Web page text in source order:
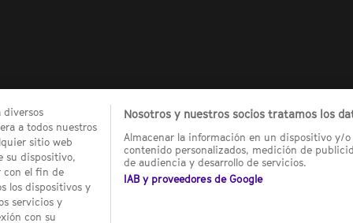
diversos
a todos nuestros
sitio web
su dispositivo,
con el fin de
los dispositivos y
servicios y
con su
Nosotros y nuestros socios tratamos los
Almacenar la información en un dispositivo y/
contenido personalizados, medición de
de audiencia y desarrollo de servicios.
IAB y proveedores de Google